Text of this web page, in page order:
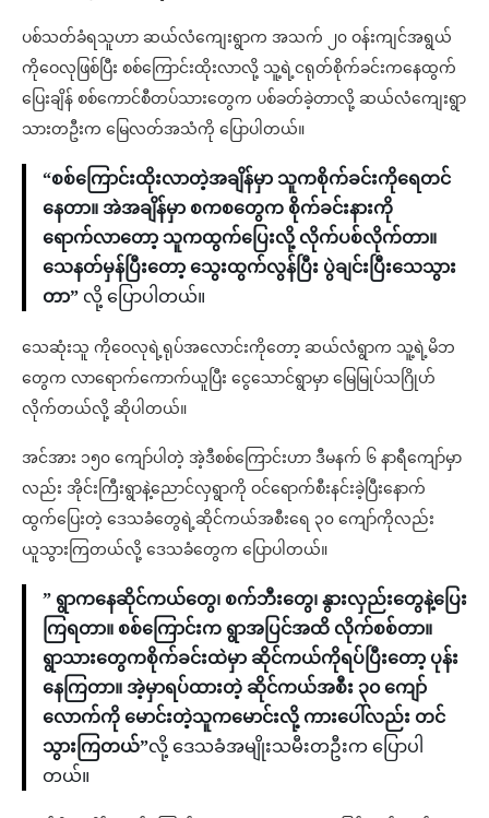
ပစ်သတ်ခံရသူဟာ ဆယ်လံကျေးရွာက အသက် ၂၀ ဝန်းကျင်အရွယ်
ကိုဝေလုဖြစ်ပြီး စစ်ကြောင်းထိုးလာလို့ သူ့ရဲ့ငရုတ်စိုက်ခင်းကနေထွက်
ပြေးချိန် စစ်ကောင်စီတပ်သားတွေက ပစ်ခတ်ခဲ့တာလို့ ဆယ်လံကျေးရွာ
သားတဦးက မြေလတ်အသံကို ပြောပါတယ်။
“စစ်ကြောင်းထိုးလာတဲ့အချိန်မှာ သူကစိုက်ခင်းကိုရေတင်
နေတာ။ အဲအချိန်မှာ စကစတွေက စိုက်ခင်းနားကို
ရောက်လာတော့ သူကထွက်ပြေးလို့ လိုက်ပစ်လိုက်တာ။
သေနတ်မှန်ပြီးတော့ သွေးထွက်လွန်ပြီး ပွဲချင်းပြီးသေသွား
တာ” လို့ ပြောပါတယ်။
သေဆုံးသူ ကိုဝေလုရဲ့ရုပ်အလောင်းကိုတော့ ဆယ်လံရွာက သူ့ရဲ့မိဘ
တွေက လာရောက်ကောက်ယူပြီး ငွေသောင်ရွာမှာ မြေမြုပ်သဂြိုဟ်
လိုက်တယ်လို့ ဆိုပါတယ်။
အင်အား ၁၅၀ ကျော်ပါတဲ့ အဲ့ဒီစစ်ကြောင်းဟာ ဒီမနက် ၆ နာရီကျော်မှာ
လည်း အိုင်းကြီးရွာနဲ့ညောင်လှရွာကို ဝင်ရောက်စီးနင်းခဲ့ပြီးနောက်
ထွက်ပြေးတဲ့ ဒေသခံတွေရဲ့ဆိုင်ကယ်အစီးရေ ၃၀ ကျော်ကိုလည်း
ယူသွားကြတယ်လို့ ဒေသခံတွေက ပြောပါတယ်။
” ရွာကနေဆိုင်ကယ်တွေ၊ စက်ဘီးတွေ၊ နွားလှည်းတွေနဲ့ပြေး
ကြရတာ။ စစ်ကြောင်းက ရွာအပြင်အထိ လိုက်စစ်တာ။
ရွာသားတွေကစိုက်ခင်းထဲမှာ ဆိုင်ကယ်ကိုရပ်ပြီးတော့ ပုန်း
နေကြတာ။ အဲ့မှာရပ်ထားတဲ့ ဆိုင်ကယ်အစီး ၃၀ ကျော်
လောက်ကို မောင်းတဲ့သူကမောင်းလို့ ကားပေါ်လည်း တင်
သွားကြတယ်”လို့ ဒေသခံအမျိုးသမီးတဦးက ပြောပါ
တယ်။